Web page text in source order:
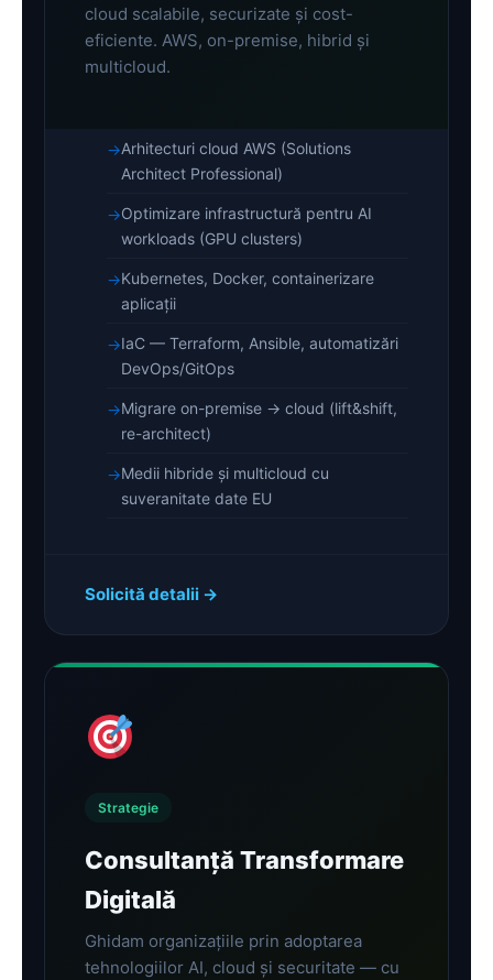
cloud scalabile, securizate și cost-
eficiente. AWS, on-premise, hibrid și
multicloud.
Arhitecturi cloud AWS (Solutions
Architect Professional)
Optimizare infrastructură pentru AI
workloads (GPU clusters)
Kubernetes, Docker, containerizare
aplicații
IaC — Terraform, Ansible, automatizări
DevOps/GitOps
Migrare on-premise → cloud (lift&shift,
re-architect)
Medii hibride și multicloud cu
suveranitate date EU
Solicită detalii →
Strategie
Consultanță Transformare
Digitală
Ghidam organizațiile prin adoptarea
tehnologiilor AI, cloud și securitate — cu